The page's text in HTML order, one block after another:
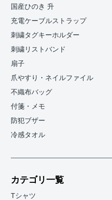
国産ひのき 升
充電ケーブルストラップ
刺繍タグキーホルダー
刺繍リストバンド
扇子
爪やすり・ネイルファイル
不織布バッグ
付箋・メモ
防犯ブザー
冷感タオル
カテゴリ一覧
Tシャツ